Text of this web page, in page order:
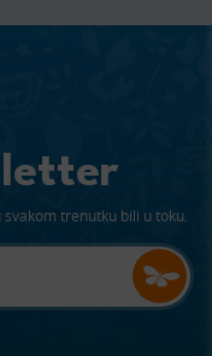
trenutku bili u toku.